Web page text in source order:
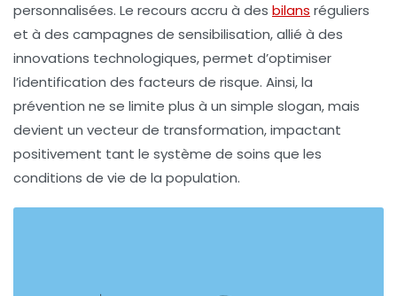
personnalisées. Le recours accru à des bilans réguliers
et à des campagnes de sensibilisation, allié à des
innovations technologiques, permet d’optimiser
l’identification des facteurs de risque. Ainsi, la
prévention ne se limite plus à un simple slogan, mais
devient un vecteur de transformation, impactant
positivement tant le système de soins que les
conditions de vie de la population.